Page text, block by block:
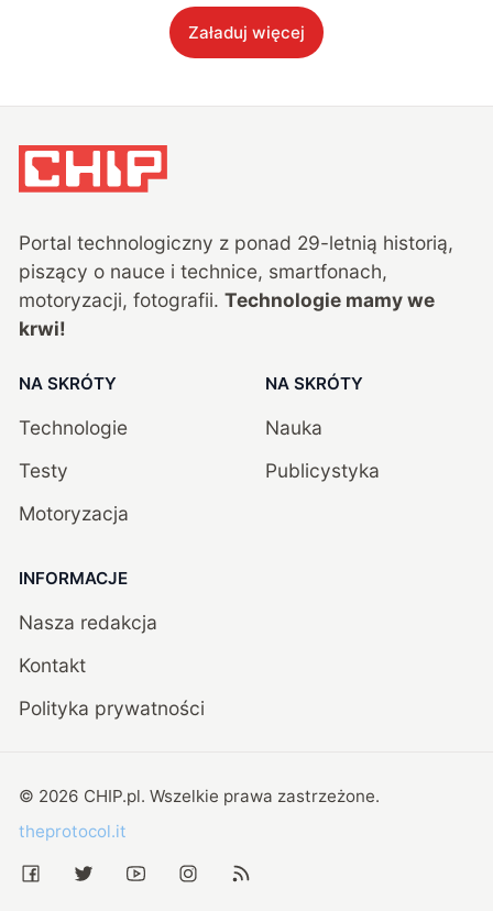
Załaduj więcej
Portal technologiczny z ponad 29-letnią historią,
piszący o nauce i technice, smartfonach,
motoryzacji, fotografii. Technologie mamy we
krwi!
NA SKRÓTY
Technologie
Testy
Motoryzacja
NA SKRÓTY
Nauka
Publicystyka
INFORMACJE
Nasza redakcja
Kontakt
Polityka prywatności
© 2026 CHIP.pl. Wszelkie prawa zastrzeżone.
theprotocol.it